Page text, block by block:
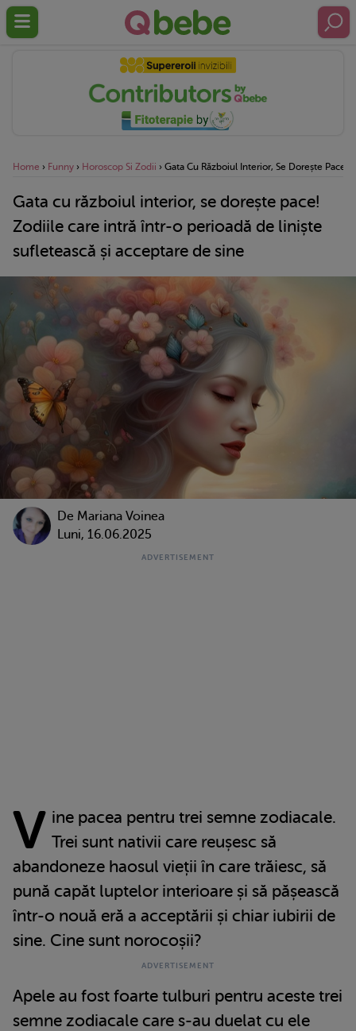
Home › Funny › Horoscop Si Zodii › Gata Cu Războiul Interior, Se Dorește Pace!
Gata cu războiul interior, se dorește pace!
Zodiile care intră într-o perioadă de liniște
sufletească și acceptare de sine
De Mariana Voinea
Luni, 16.06.2025
V ine pacea pentru trei semne zodiacale.
Trei sunt nativii care reușesc să
abandoneze haosul vieții în care trăiesc, să
pună capăt luptelor interioare și să pășească
într-o nouă eră a acceptării și chiar iubirii de
sine. Cine sunt norocoșii?
Apele au fost foarte tulburi pentru aceste trei
semne zodiacale care s-au duelat cu ele